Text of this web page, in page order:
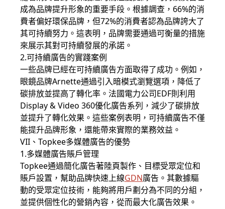
成為品牌提升形象的重要手段。根據調查，66%的消
費者偏好環保品牌，但72%的消費者認為品牌誇大了
其可持續努力。這表明，品牌需要通過可衡量的措施
來展示其對可持續發展的承諾。
2.可持續廣告的實踐案例
一些品牌已經在可持續廣告方面取得了成功。例如，
眼鏡品牌Arnette通過引入暗模式瀏覽選項，降低了
碳排放並提高了轉化率。法國電力公司EDF則利用
Display & Video 360優化廣告系列，減少了碳排放
並提升了轉化效果。這些案例表明，可持續廣告不僅
能提升品牌形象，還能帶來實際的業務效益。
VII、Topkee多媒體廣告的優勢
1.多媒體廣告賬戶管理
Topkee通過簡化廣告著陸頁製作、目標受眾定位和
賬戶設置，幫助品牌快速上線GDN廣告。其數據驅
動的受眾定位技術，能夠將用戶劃分為不同的分組，
並提供個性化的營銷內容，從而最大化廣告效果。